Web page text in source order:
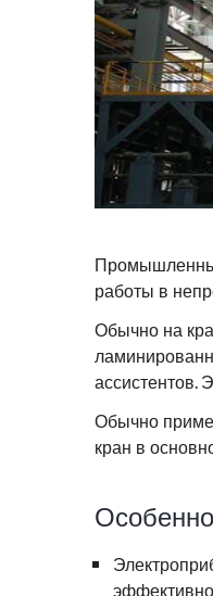
работы в
Обычно на
ассистентов.
Обычно
кран в